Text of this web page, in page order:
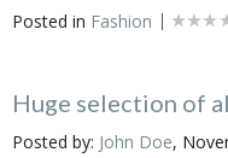
Posted in Fashion
Huge selection of
Posted by: John Doe,